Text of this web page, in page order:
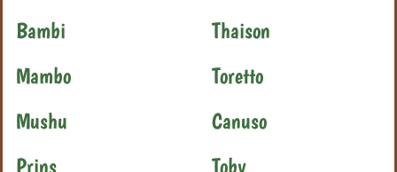
Bambi
Thaison
Mambo
Toretto
Mushu
Canuso
Prins
Toby